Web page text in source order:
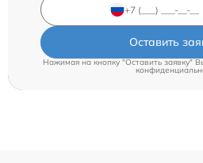
Оставить
Нажимая на кнопку "Оставить заявку"